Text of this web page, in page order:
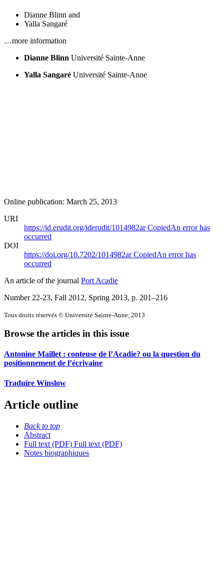
Dianne Blinn and
Yalla Sangaré
…more information
Dianne Blinn Université Sainte-Anne
Yalla Sangaré Université Sainte-Anne
Online publication: March 25, 2013
URI
https://id.erudit.org/iderudit/1014982arCopiedAn error has
occurred
DOI
https://doi.org/10.7202/1014982arCopiedAn error has
occurred
An article of the journal Port Acadie
Number 22-23, Fall 2012, Spring 2013, p. 201–216
Tous droits réservés © Université Sainte-Anne, 2013
Browse the articles in this issue
Antonine Maillet : conteuse de l’Acadie? ou la question du
positionnement de l’écrivaine
Traduire Winslow
Article outline
Back to top
Abstract
Full text (PDF) Full text (PDF)
Notes biographiques